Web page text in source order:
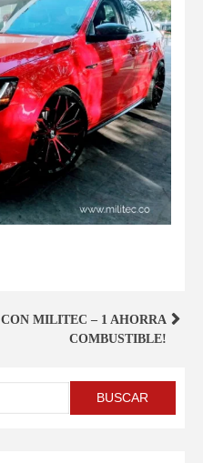
CON MILITEC – 1 AHORRA
COMBUSTIBLE!